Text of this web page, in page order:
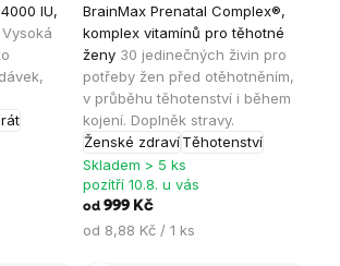
IU,
Vysoká
BrainMax Prenatal Complex®,
komplex vitamínů pro těhotné
ženy 30 jedinečných živin pro
potřeby žen před otěhotněním,
v průběhu těhotenství i během
kojení. Doplněk stravy.
Ženské zdravíTěhotenství
hodnocení
produktu
je
5,0
z
5
hvězdiček.
Skladem > 5 ks
pozítří 10.8. u vás
od 999 Kč
Měrná
od 8,88 Kč / 1 ks